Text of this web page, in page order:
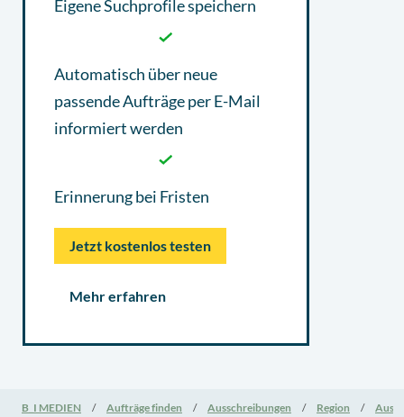
Eigene Suchprofile speichern
Automatisch über neue
passende Aufträge per E-Mail
informiert werden
Erinnerung bei Fristen
Jetzt kostenlos testen
Mehr erfahren
B_I MEDIEN Aufträge finden Ausschreibungen Region